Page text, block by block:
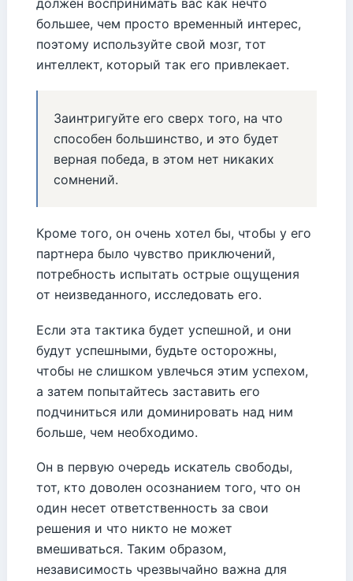
должен воспринимать вас как нечто
большее, чем просто временный интерес,
поэтому используйте свой мозг, тот
интеллект, который так его привлекает.
Заинтригуйте его сверх того, на что
способен большинство, и это будет
верная победа, в этом нет никаких
сомнений.
Кроме того, он очень хотел бы, чтобы у его
партнера было чувство приключений,
потребность испытать острые ощущения
от неизведанного, исследовать его.
Если эта тактика будет успешной, и они
будут успешными, будьте осторожны,
чтобы не слишком увлечься этим успехом,
а затем попытайтесь заставить его
подчиниться или доминировать над ним
больше, чем необходимо.
Он в первую очередь искатель свободы,
тот, кто доволен осознанием того, что он
один несет ответственность за свои
решения и что никто не может
вмешиваться. Таким образом,
независимость чрезвычайно важна для